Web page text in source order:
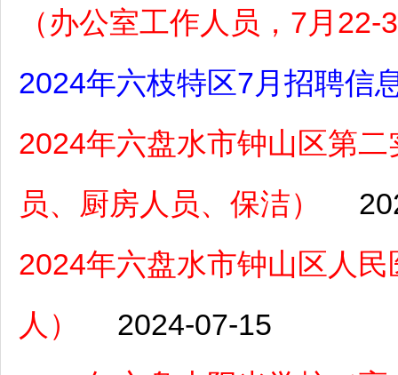
（办公室工作人员，7月22-
2024年六枝特区7月招聘信
2024年六盘水市钟山区第
员、厨房人员、保洁）
2024年六盘水市钟山区人
人）
2024-07-15